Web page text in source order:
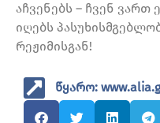
აჩვენებს – ჩვენ
იღებს
რეჟიმისგან!
წყარო: